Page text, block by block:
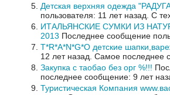
Детская верхняя одежда
пользователя: 11 лет назад. С
ИТАЛЬЯНСКИЕ СУМКИ ИЗ
2013 Последнее сообщение
T*R*A*N*G*O детские
12 лет назад. Самое последнее
Закупка с таобао без орг %!!!
последнее сообщение: 9 лет
Туристическая Компания